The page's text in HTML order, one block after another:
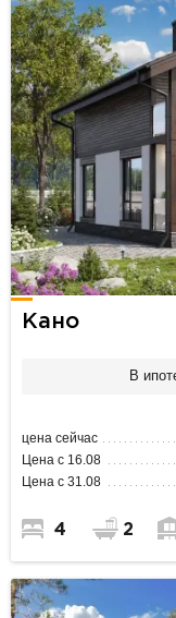
Кано
В
цена сейчас
Цена с 16.08
Цена с 31.08
4 2